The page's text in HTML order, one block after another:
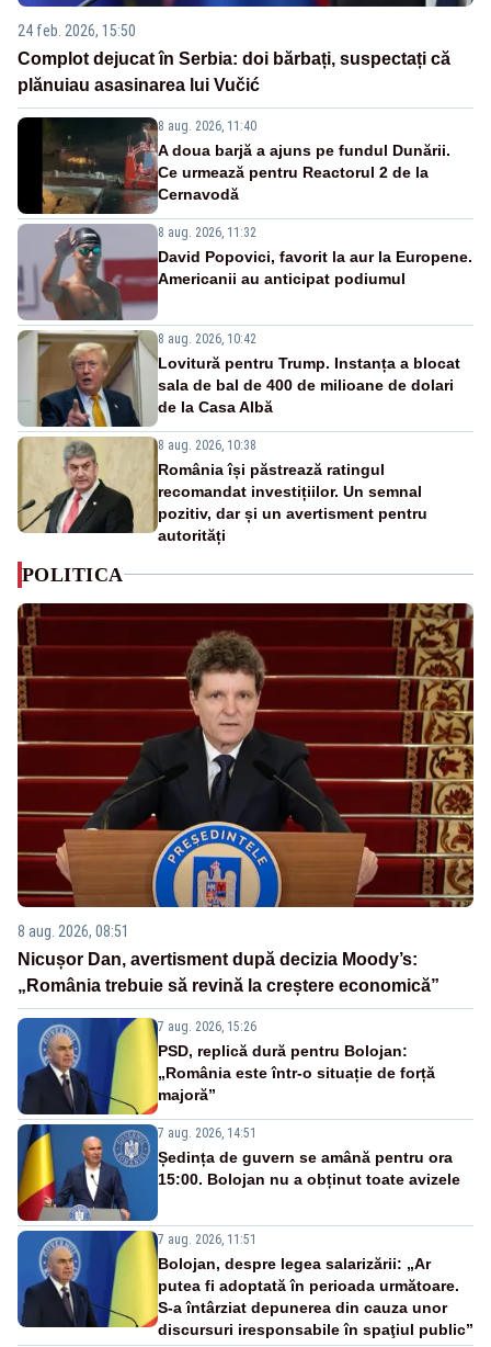
24 feb. 2026, 15:50
Complot dejucat în Serbia: doi bărbați, suspectați că
plănuiau asasinarea lui Vučić
8 aug. 2026, 11:40
A doua barjă a ajuns pe fundul Dunării.
Ce urmează pentru Reactorul 2 de la
Cernavodă
8 aug. 2026, 11:32
David Popovici, favorit la aur la Europene.
Americanii au anticipat podiumul
8 aug. 2026, 10:42
Lovitură pentru Trump. Instanța a blocat
sala de bal de 400 de milioane de dolari
de la Casa Albă
8 aug. 2026, 10:38
România își păstrează ratingul
recomandat investițiilor. Un semnal
pozitiv, dar și un avertisment pentru
autorități
POLITICA
8 aug. 2026, 08:51
Nicușor Dan, avertisment după decizia Moody’s:
„România trebuie să revină la creștere economică”
7 aug. 2026, 15:26
PSD, replică dură pentru Bolojan:
„România este într-o situație de forță
majoră”
7 aug. 2026, 14:51
Ședința de guvern se amână pentru ora
15:00. Bolojan nu a obținut toate avizele
7 aug. 2026, 11:51
Bolojan, despre legea salarizării: „Ar
putea fi adoptată în perioada următoare.
S-a întârziat depunerea din cauza unor
discursuri iresponsabile în spaţiul public”